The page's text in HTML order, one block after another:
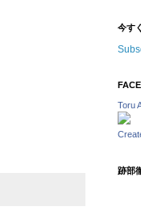
今す
Toru
跡部